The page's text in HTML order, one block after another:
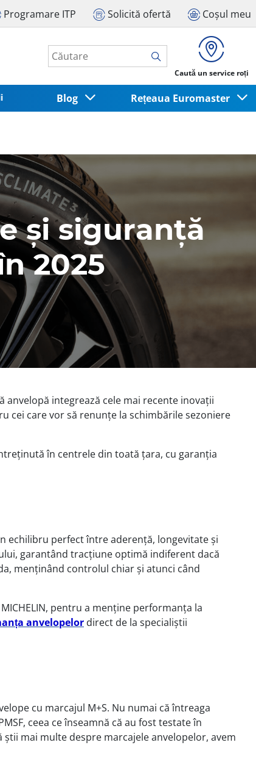
Programare ITP Solicită ofertă Coșul meu
Caută un service roți
Blog Rețeaua Euromaster
și siguranță
2025
anvelopă integrează cele mai recente inovații
cei care vor să renunțe la schimbările sezoniere
în centrele din toată țara, cu garanția
echilibru perfect între aderență, longevitate și
garantând tracțiune optimă indiferent dacă
menținând controlul chiar și atunci când
pentru a menține performanța la
anvelopelor direct de la specialiștii
cu marcajul M+S. Nu numai că întreaga
ceea ce înseamnă că au fost testate în
mai multe despre marcajele anvelopelor, avem